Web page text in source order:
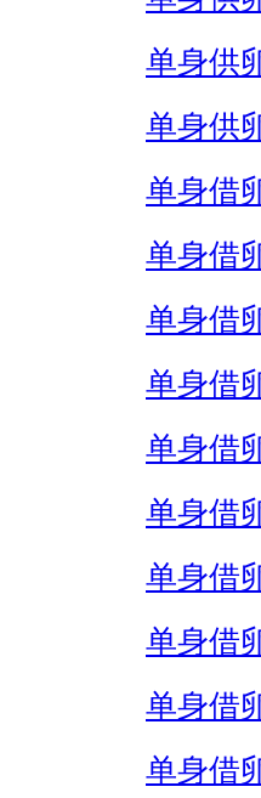
单身供
单身供
单身借
单身借
单身借
单身借
单身借
单身借
单身借
单身借
单身借
单身借